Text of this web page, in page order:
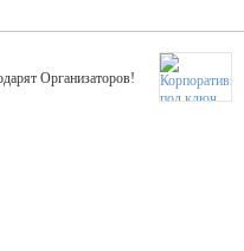
Организаторов!